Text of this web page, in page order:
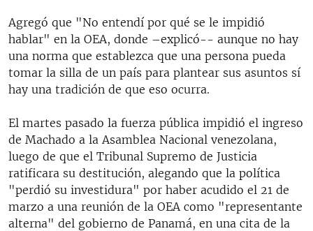
Agregó que "No entendí por qué se le impidió
hablar" en la OEA, donde –explicó-- aunque no hay
una norma que establezca que una persona pueda
tomar la silla de un país para plantear sus asuntos sí
hay una tradición de que eso ocurra.
El martes pasado la fuerza pública impidió el ingreso
de Machado a la Asamblea Nacional venezolana,
luego de que el Tribunal Supremo de Justicia
ratificara su destitución, alegando que la política
"perdió su investidura" por haber acudido el 21 de
marzo a una reunión de la OEA como "representante
alterna" del gobierno de Panamá, en una cita de la